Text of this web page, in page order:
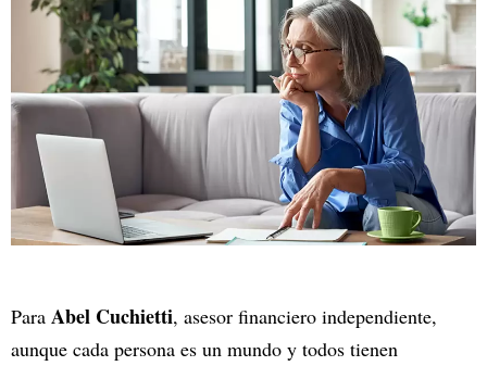
Para Abel Cuchietti, asesor financiero independiente,
aunque cada persona es un mundo y todos tienen